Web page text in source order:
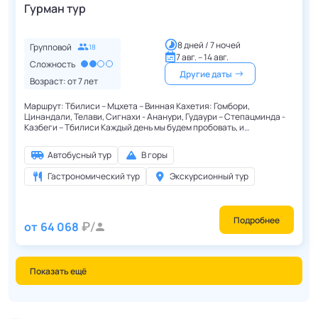
Гурман тур
Групповой 18
Сложность
Возраст: от7лет
8 дней / 7 ночей
7 авг. – 14 авг.
Другие даты
Маршрут: Тбилиси – Мцхета – Винная Кахетия: Гомбори,
Цинандали, Телави, Сигнахи - Ананури, Гудаури – Степацминда -
Казбеги – Тбилиси Каждый день мы будем пробовать, и
Автобусный тур
В горы
Гастрономический тур
Экскурсионный тур
от 64 068 Подробнее
Показать ещё